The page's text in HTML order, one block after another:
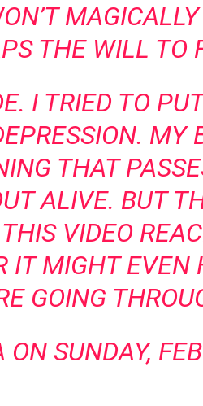
THE WILL TO
I TRIED TO
MY
THAT
ALIVE. BUT
VIDEO
IT MIGHT EVEN
GOING
ON SUNDAY,